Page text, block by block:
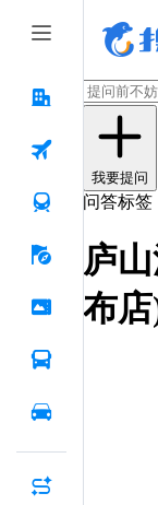
我要提问
问答标签
庐
布